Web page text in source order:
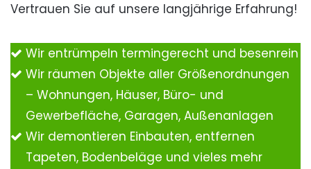
Vertrauen Sie auf unsere langjährige Erfahrung!
Wir entrümpeln termingerecht und besenrein
Wir räumen Objekte aller Größenordnungen
– Wohnungen, Häuser, Büro- und
Gewerbefläche, Garagen, Außenanlagen
Wir demontieren Einbauten, entfernen
Tapeten, Bodenbeläge und vieles mehr